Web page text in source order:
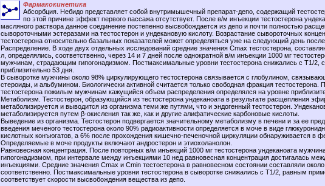
Фармакокинетика
Абсорбция. Небидо представляет собой внутримышечный препарат-депо, содержащий
по этой причине эффект первого пассажа отсутствует. После в/м инъекции тестостерона
масляного раствора данное соединение постепенно высвобождается из депо и почти полностью
сывороточными эстеразами на тестостерон и ундекановую кислоту. Возрастание сывороточных
тестостерона относительно базальных показателей может определяться уже на следующий день
Распределение. В ходе двух отдельных исследований средние значения Cmax тестостерона,
л, определялись, соответственно, через 14 и 7 дней после однократной в/м инъекции 1000 мг
мужчинам, страдающим гипогонадизмом. Постмаксимальные уровни тестостерона снижались с T1/2,
приблизительно 53 дня.
В сыворотке мужчины около 98% циркулирующего тестостерона связывается с глобулином,
стероиды, и альбумином. Биологически активной считается только свободная фракция тестостерона.
тестостерона пожилым мужчинам кажущийся объем распределения определялся на уровне
Метаболизм. Тестостерон, образующийся из тестостерона ундеканоата в результате расщепления
метаболизируется и выводится из организма теми же путями, что и эндогенный тестостерон.
метаболизируется путем β-окисления так же, как и другие алифатические карбоновые кислоты.
Выведение из организма. Тестостерон подвергается значительному метаболизму в печени и за ее
введения меченого тестостерона около 90% радиоактивности определяется в моче в виде
кислотных конъюгатов, а 6% после прохождения кишечно-печеночной циркуляции обнаруживается в
Определяемые в моче продукты включают андростерон и этиохоланолон.
Равновесная концентрация. После повторных в/м инъекций 1000 мг тестостерона ундеканоата
гипогонадизмом, при интервале между инъекциями 10 нед равновесная концентрация достигалась
инъекциями. Средние значения Cmax и Cmin тестостерона в равновесном состоянии составляли
соответственно. Постмаксимальные уровни тестостерона в сыворотке снижались с T1/2, равным
соответствует скорости высвобождения вещества из депо.